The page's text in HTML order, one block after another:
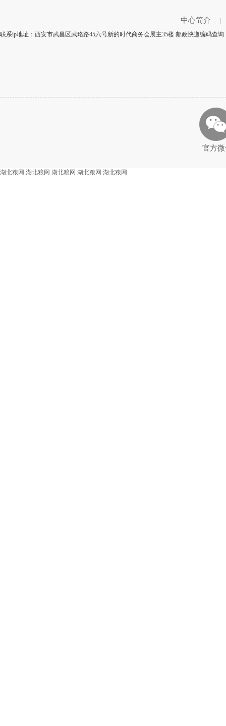
中心简介
联系ip地址：西安市武昌区武珞路45六号新的时代商务会展主35楼 邮政快递编码查
官方
湖北粮网 湖北粮网 湖北粮网 湖北粮网 湖北粮网